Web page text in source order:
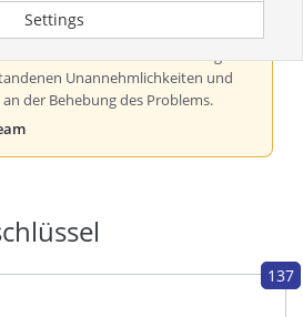
und Kunden, derzeit kann es bei der
aus technischen
Unannehmlichkeiten und
der Behebung des Problems.
137
Settings